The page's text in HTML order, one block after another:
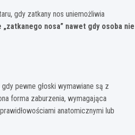
gdy zatkany nos uniemożliwia
nosa” nawet gdy osoba nie
pewne głoski wymawiane są z
forma zaburzenia, wymagająca
anatomicznymi lub